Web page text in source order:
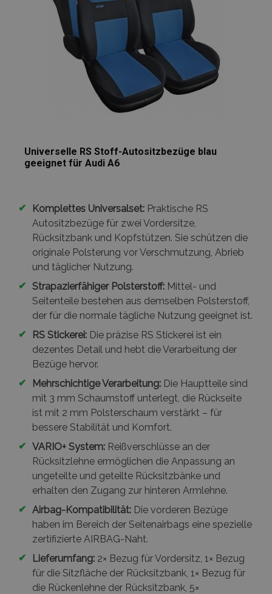
Universelle RS Stoff-Autositzbezüge blau
geeignet für Audi A6
✔ Komplettes Universalset: Praktische RS
Autositzbezüge für zwei Vordersitze,
Rücksitzbank und Kopfstützen. Sie schützen die
originale Polsterung vor Verschmutzung, Abrieb
und täglicher Nutzung.
✔ Strapazierfähiger Polsterstoff: Mittel- und
Seitenteile bestehen aus demselben Polsterstoff,
der für die normale tägliche Nutzung geeignet ist.
✔
RS Stickerei: Die präzise RS Stickerei ist ein
dezentes Detail und hebt die Verarbeitung der
Bezüge hervor.
✔
Mehrschichtige Verarbeitung: Die Hauptteile sind
mit 3 mm Schaumstoff unterlegt, die Rückseite
ist mit 2 mm Polsterschaum verstärkt – für
bessere Stabilität und Komfort.
✔ VARIO+ System: Reißverschlüsse an der
Rücksitzlehne ermöglichen die Anpassung an
ungeteilte und geteilte Rücksitzbänke und
erhalten den Zugang zur hinteren Armlehne.
✔ Airbag-Kompatibilität: Die vorderen Bezüge
haben im Bereich der Seitenairbags eine spezielle
zertifizierte AIRBAG-Naht.
✔
Lieferumfang: 2× Bezug für Vordersitz, 1× Bezug
für die Sitzfläche der Rücksitzbank, 1× Bezug für
die Rückenlehne der Rücksitzbank, 5×